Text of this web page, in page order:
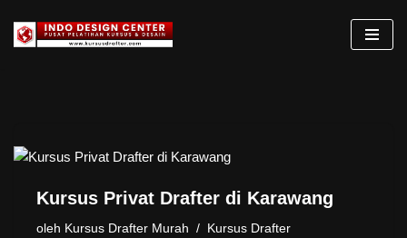
Lompat
Kursus Privat Drafter di Karawang
oleh Kursus Drafter Murah Kursus Drafter